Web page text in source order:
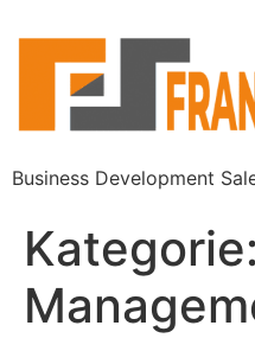
Business Development
Kategorie: